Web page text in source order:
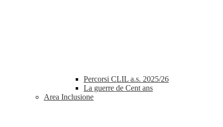
Percorsi CLIL a.s. 2025/26
La guerre de Cent ans
Area Inclusione